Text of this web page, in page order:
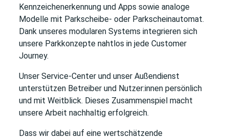
Kennzeichenerkennung und Apps sowie analoge
Modelle mit Parkscheibe- oder Parkscheinautomat.
Dank unseres modularen Systems integrieren sich
unsere Parkkonzepte nahtlos in jede Customer
Journey.
Unser Service-Center und unser Außendienst
unterstützen Betreiber und Nutzer:innen persönlich
und mit Weitblick. Dieses Zusammenspiel macht
unsere Arbeit nachhaltig erfolgreich.
Dass wir dabei auf eine wertschätzende